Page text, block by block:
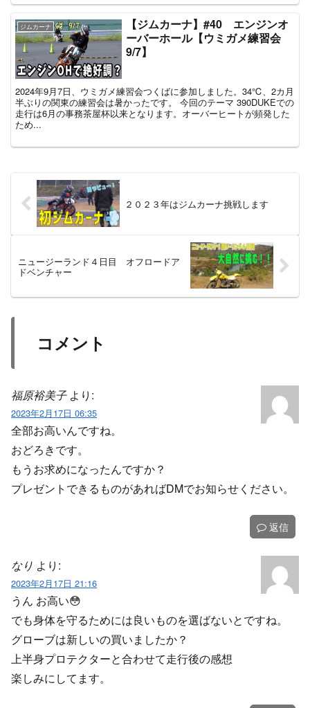
ジムカーナ
【ジムカーナ】#40 エンジンオ
ーバーホール【ウミガメ練習会
9/7】
2024年9月7日、ウミガメ練習会つくばに参加しました。34℃、2カ月
半ぶりの関東の練習会は暑かったです。 今回のテーマ 390DUKEでの
走行は6月の事務茶屋杯以来となります。オーバーヒートが頻発した
ため...
２０２３年はジムカーナ挑戦します
ニュージーランド４日目 オフロードア
ドベンチャー
コメント
福原裕美子 より:
2023年2月17日 06:35
全部お高いんですね。
おどろきです。
もうお求めになったんですか？
プレゼントできるものがあればDMでお知らせください。
返信
なり より:
2023年2月17日 21:16
うん お高い😳
でも身体を守るためには良いものを選ばないとですね。
グローブは新しいの買いましたか？
上半身プロテクターと合わせて走行後の感想
楽しみにしてます。